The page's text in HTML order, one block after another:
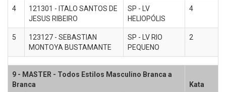
4
121301 - ITALO SANTOS DE
JESUS RIBEIRO
SP - LV
HELIOPÓLIS
4
5
123127 - SEBASTIAN
MONTOYA BUSTAMANTE
SP - LV RIO
PEQUENO
2
9 - MASTER - Todos Estilos Masculino Branca a
Branca
Kata